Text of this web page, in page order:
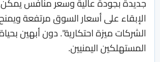
الإبقاء على أسعار السوق مرتفعة
الشركات ميزة احتكارية". دون أبهين
المستهلكين اليمنيين.